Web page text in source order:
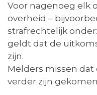
Voor nagenoeg elk
overheid –
strafrechtelijk
geldt dat de
zijn.
Melders missen dat
verder zijn